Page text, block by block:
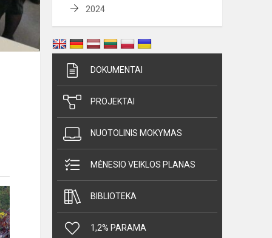
2024
DOKUMENTAI
PROJEKTAI
NUOTOLINIS MOKYMAS
MĖNESIO VEIKLOS PLANAS
BIBLIOTEKA
1,2% PARAMA